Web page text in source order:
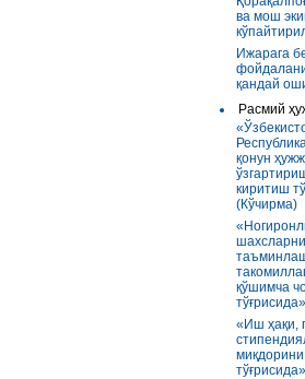
ва мош
Ижарага
қандай
Расмий
қонун
киритиш
(Кўчирма)
қўшимча
тўғрисида»
«Иш ҳақи,
тўғрисида»